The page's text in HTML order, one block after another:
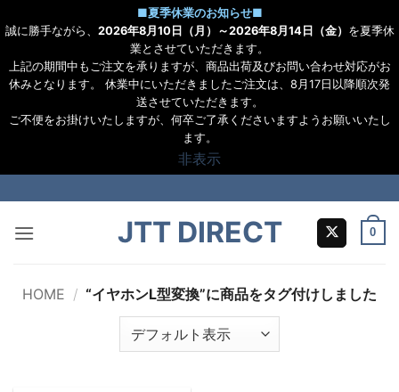
■夏季休業のお知らせ■
誠に勝手ながら、 2026年8月10日（月）～2026年8月14日（金） を夏季休
業とさせていただきます。
上記の期間中もご注文を承りますが、商品出荷及びお問い合わせ対応がお
休みとなります。 休業中にいただきましたご注文は、8月17日以降順次発
送させていただきます。
ご不便をお掛けいたしますが、何卒ご了承くださいますようお願いいたし
ます。
非表示
to
content
JTT DIRECT 0
HOME / “イヤホンL型変換”に商品をタグ付けしました